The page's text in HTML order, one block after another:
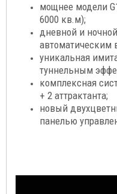
мощнее модели
6000 кв.м);
дневной и
автоматическим
уникальная
туннельным
комплексная
+ 2 аттрактанта;
новый
панелью